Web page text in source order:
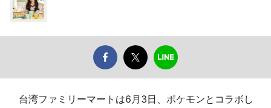
台湾ファミリーマートは6月3日、ポケモンとコラボし